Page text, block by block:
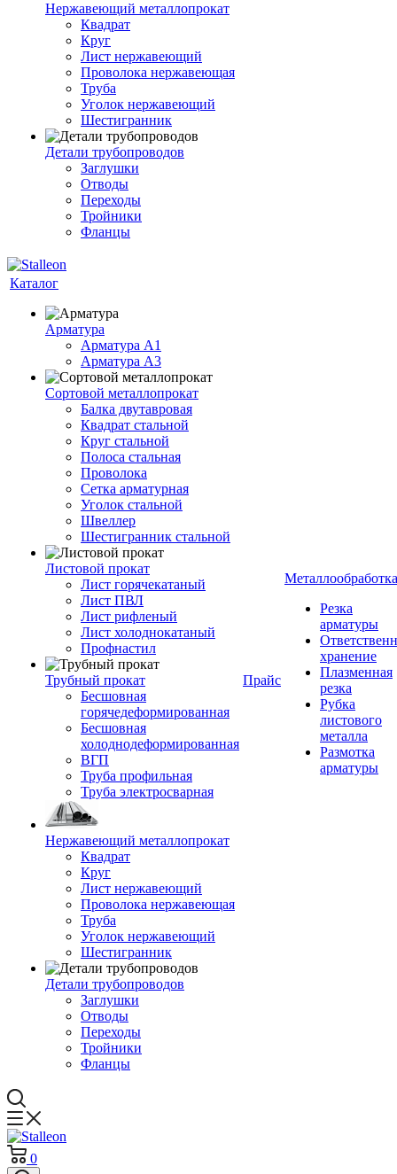
Нержавеющий металлопрокат
Квадрат
Круг
Лист нержавеющий
Проволока нержавеющая
Труба
Уголок нержавеющий
Шестигранник
Детали трубопроводов
Заглушки
Отводы
Переходы
Тройники
Фланцы
Каталог
Арматура
Арматура A1
Арматура А3
Сортовой металлопрокат
Балка двутавровая
Квадрат стальной
Круг стальной
Полоса стальная
Проволока
Сетка арматурная
Уголок стальной
Швеллер
Шестигранник стальной
Листовой прокат
Лист горячекатаный
Лист ПВЛ
Лист рифленый
Лист холоднокатаный
Профнастил
Трубный прокат
Бесшовная
горячедеформированная
Бесшовная
холоднодеформированная
ВГП
Труба профильная
Труба электросварная
Нержавеющий металлопрокат
Квадрат
Круг
Лист нержавеющий
Проволока нержавеющая
Труба
Уголок нержавеющий
Шестигранник
Детали трубопроводов
Заглушки
Отводы
Переходы
Тройники
Фланцы
Прайс
Металлообработка
Резка
арматуры
хранение
Плазменная
резка
Рубка
листового
металла
Размотка
арматуры
0